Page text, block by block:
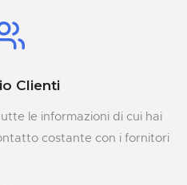
Clienti
le informazioni di cui hai
costante con i fornitori